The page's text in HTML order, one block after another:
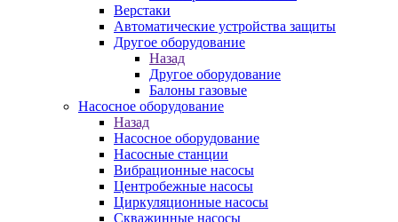
Верстаки
Автоматические устройства защиты
Другое оборудование
Назад
Другое оборудование
Балоны газовые
Насосное оборудование
Назад
Насосное оборудование
Насосные станции
Вибрационные насосы
Центробежные насосы
Циркуляционные насосы
Скважинные насосы